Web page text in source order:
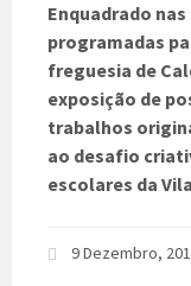
Enquadrado
programadas
freguesia de
exposição de
trabalhos
ao desafio
escolares da
9 Dezembro,